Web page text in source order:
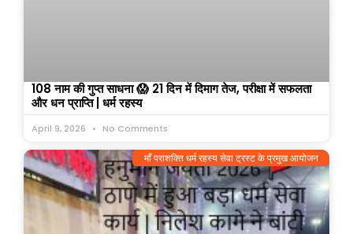
108 नाम की गुप्त साधना 😱 21 दिन में दिमाग तेज, परीक्षा में सफलता
और धन प्राप्ति | धर्म रहस्य
April 9, 2026 No Comments
माँ पराशक्ति धर्म रहस्य सेवा ट्रस्ट के प्रमुख आयोजन